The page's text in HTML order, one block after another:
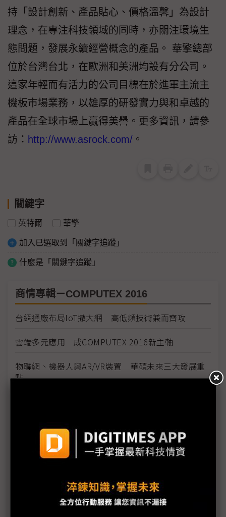
持「設計創新、產品貼心、價格溫馨」為設計
理念，在專注科技領域的同時，亦關注環境生
態問題，發展永續經營概念的產品。 華擎總部
位於台灣台北，在歐洲和美洲均設有分公司。
這家年輕而有活力的公司目標在於進軍主流主
機板市場業務，以雄厚的研發實力與和卓越的
產品在全球市場上贏得美譽。更多資訊，請參
訪： http://www.asrock.com/ 。
關鍵字
英特爾 華擎
加入已選取到「關鍵字追蹤」
什麼是「關鍵字追蹤」
商情專輯－COMPUTEX 2016
台網通廠布局IoT撒大網 高低頻技術兼而齊攻
雲端多元應用 成COMPUTEX 2016新主軸
物聯網、機器人與AR/VR裝置 華碩未來三大發展重
點
品牌廠採購面板2Q續航力升
敏博發表全新高IOPS、小尺寸SATA模組
宇帷國際引領發光熱潮 穩站電競產業市場